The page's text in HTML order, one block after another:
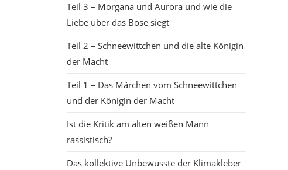
Teil 3 – Morgana und Aurora und wie die
Liebe über das Böse siegt
Teil 2 – Schneewittchen und die alte Königin
der Macht
Teil 1 – Das Märchen vom Schneewittchen
und der Königin der Macht
Ist die Kritik am alten weißen Mann
rassistisch?
Das kollektive Unbewusste der Klimakleber